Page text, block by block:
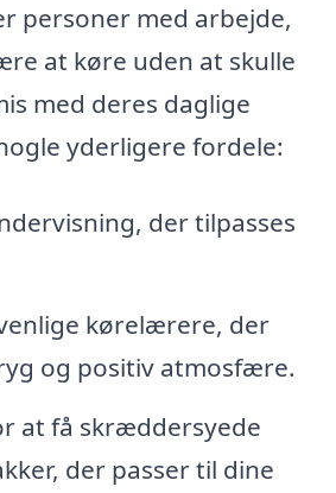
personer med arbejde,
at køre uden at skulle
med deres daglige
yderligere fordele:
der tilpasses
kørelærere, der
og positiv atmosfære.
at få skræddersyede
der passer til dine